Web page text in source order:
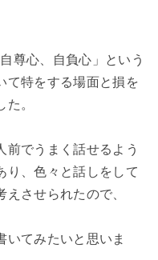
尊心、自負心」という
て特をする場面と損を
。
前でうまく話せるよう
り、色々と話しをして
させられたので、
いてみたいと思いま